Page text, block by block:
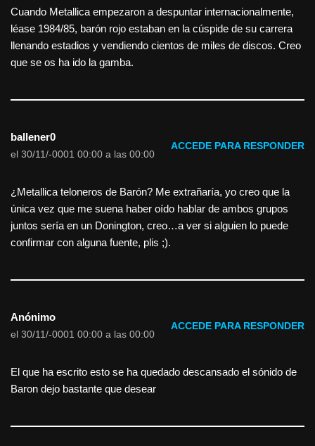
Cuando Metallica empezaron a despuntar internacionalmente,
léase 1984/85, barón rojo estaban en la cúspide de su carrera
llenando estadios y vendiendo cientos de miles de discos. Creo
que se os ha ido la gamba.
ballener0
el 30/11/-0001 00:00 a las 00:00
ACCEDE PARA RESPONDER
¿Metallica teloneros de Barón? Me extrañaría, yo creo que la
única vez que me suena haber oído hablar de ambos grupos
juntos sería en un Donington, creo…a ver si alguien lo puede
confirmar con alguna fuente, plis ;).
Anónimo
el 30/11/-0001 00:00 a las 00:00
ACCEDE PARA RESPONDER
El que ha escrito esto se ha quedado descansado el sónido de
Baron dejo bastante que desear